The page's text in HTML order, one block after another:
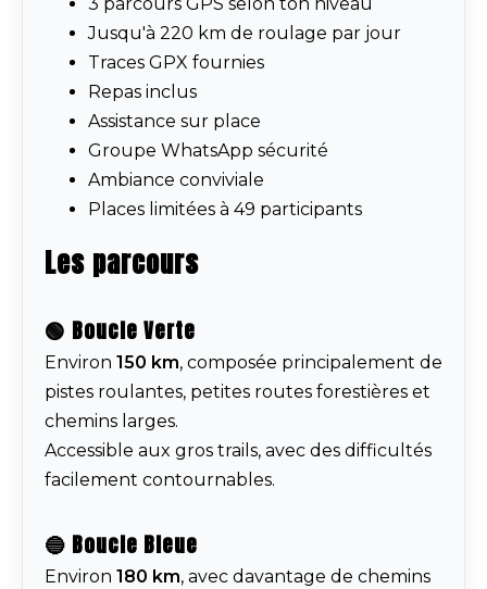
3 parcours GPS selon ton niveau
Jusqu'à 220 km de roulage par jour
Traces GPX fournies
Repas inclus
Assistance sur place
Groupe WhatsApp sécurité
Ambiance conviviale
Places limitées à 49 participants
Les parcours
🟢 Boucle Verte
Environ 150 km, composée principalement de
pistes roulantes, petites routes forestières et
chemins larges.
Accessible aux gros trails, avec des difficultés
facilement contournables.
🔵 Boucle Bleue
Environ 180 km, avec davantage de chemins